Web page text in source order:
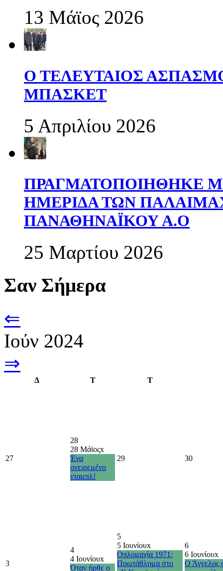
13 Μάϊος 2026
Ο ΤΕΛΕΥΤΑΙΟΣ
ΜΠΑΣΚΕΤ
5 Απριλίου 2026
ΠΡΑΓΜΑΤΟΠΟΙΗΘΗΚΕ
ΗΜΕΡΙΔΑ ΤΩΝ
ΠΑΝΑΘΗΝΑΪΚΟΥ Α.Ο
25 Μαρτίου 2026
Σαν Σήμερα
⇐
Ιούν 2024
⇒
Δ Τ Τ
27
28
28 Μάϊοςx
Ένα
ονειρεμένο
νταμπλ!
29 30
3
4
4 Ιουνίουx
Όταν ήρθε ο
5
5 Ιουνίουx
Οπλομαχία 1971:
Πρωτάθλημα στο
6
6 Ιουνίουx
Ο Άγγελος